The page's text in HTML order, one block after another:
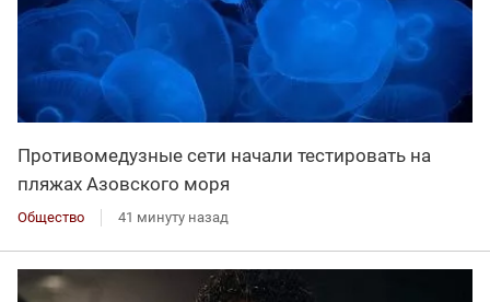
Противомедузные сети начали тестировать на
пляжах Азовского моря
Общество 41 минуту назад